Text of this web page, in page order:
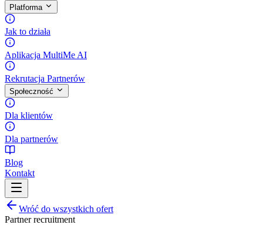
Platforma
Jak to działa
Aplikacja MultiMe AI
Rekrutacja Partnerów
Społeczność
Dla klientów
Dla partnerów
Blog
Kontakt
Wróć do wszystkich ofert
Partner recruitment